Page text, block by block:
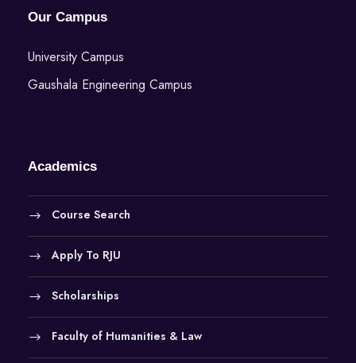
Our Campus
University Campus
Gaushala Engineering Campus
Academics
Course Search
Apply To RJU
Scholarships
Faculty of Humanities & Law